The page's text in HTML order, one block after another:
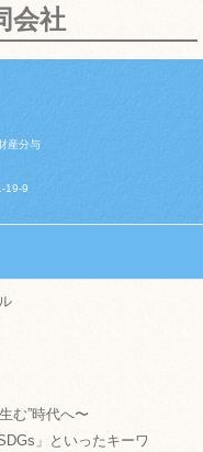
会社
産分与
19-9
む”時代へ〜
」といったキーワ